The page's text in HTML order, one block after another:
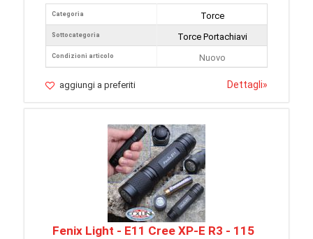
Categoria
Sottocategoria
Condizioni articolo
Torce
Torce Portachiavi
Nuovo
aggiungi a preferiti Dettagli»
Fenix Light - E11 Cree XP-E R3 - 115